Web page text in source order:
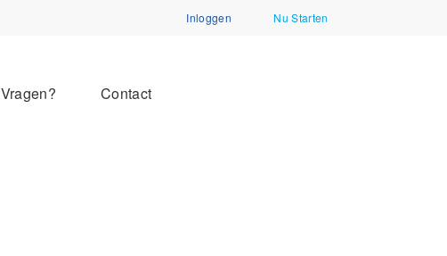
Inloggen Nu Starten
Vragen? Contact